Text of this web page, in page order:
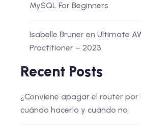
MySQL For Beginners
Isabelle Bruner en Ultimate
Practitioner – 2023
Recent Posts
¿Conviene apagar el router por
cuándo hacerlo y cuándo no